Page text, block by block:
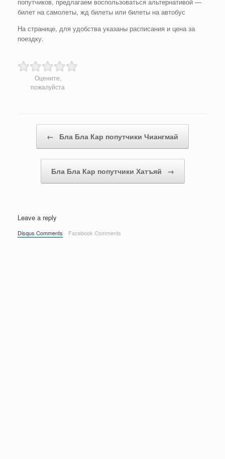
билет на самолеты, жд билеты или билеты на автобус
На странице, для удобства указаны расписания и цена за
поездку.
Оцените,
пожалуйста
Post navigation
← Бла Бла Кар попутчики Чиангмай
Бла Бла Кар попутчики Хатъяй →
Leave a reply
Disqus Comments Facebook Comments